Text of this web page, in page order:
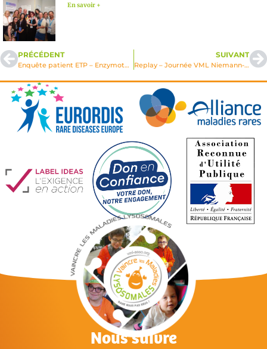
En savoir +
PRÉCÉDENT
Enquête patient ETP – Enzymothérapie
SUIVANT
Replay – Journée VML Niemann-Pick 2020
Nous suivre